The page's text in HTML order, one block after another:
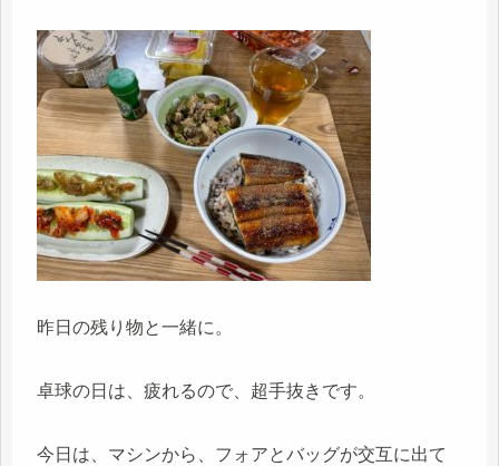
昨日の残り物と一緒に。
卓球の日は、疲れるので、超手抜きです。
今日は、マシンから、フォアとバッグが交互に出て